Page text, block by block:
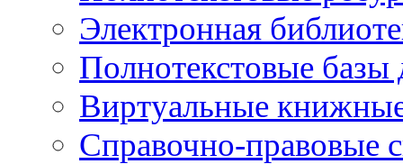
Электронная
Полнотекстовые
Виртуальные
Справочно-правовые